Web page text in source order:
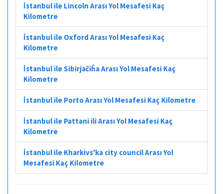
İstanbul ile Lincoln Arası Yol Mesafesi Kaç
Kilometre
İstanbul ile Oxford Arası Yol Mesafesi Kaç
Kilometre
İstanbul ile Sibirjaĉiĥa Arası Yol Mesafesi Kaç
Kilometre
İstanbul ile Porto Arası Yol Mesafesi Kaç Kilometre
İstanbul ile Pattani ili Arası Yol Mesafesi Kaç
Kilometre
İstanbul ile Kharkivs'ka city council Arası Yol
Mesafesi Kaç Kilometre